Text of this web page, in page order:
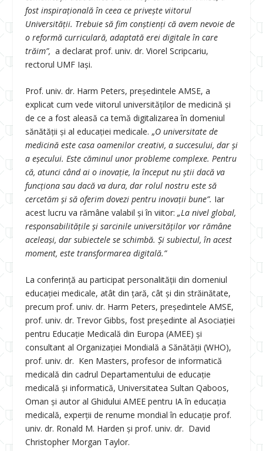
fost inspirațională în ceea ce privește viitorul
Universității. Trebuie să fim conștienți că avem nevoie de
o reformă curriculară, adaptată erei digitale în care
trăim”, a declarat prof. univ. dr. Viorel Scripcariu,
rectorul UMF Iași.
Prof. univ. dr. Harm Peters, președintele AMSE, a
explicat cum vede viitorul universităților de medicină și
de ce a fost aleasă ca temă digitalizarea în domeniul
sănătății și al educației medicale. „O universitate de
medicină este casa oamenilor creativi, a succesului, dar și
a eșecului. Este căminul unor probleme complexe. Pentru
că, atunci când ai o inovație, la început nu știi dacă va
funcționa sau dacă va dura, dar rolul nostru este să
cercetăm și să oferim dovezi pentru inovații bune”. Iar
acest lucru va rămâne valabil și în viitor: „La nivel global,
responsabilitățile și sarcinile universităților vor rămâne
aceleași, dar subiectele se schimbă. Și subiectul, în acest
moment, este transformarea digitală.”
La conferință au participat personalității din domeniul
educației medicale, atât din țară, cât și din străinătate,
precum prof. univ. dr. Harm Peters, președintele AMSE,
prof. univ. dr. Trevor Gibbs, fost președinte al Asociației
pentru Educație Medicală din Europa (AMEE) și
consultant al Organizației Mondială a Sănătății (WHO),
prof. univ. dr. Ken Masters, profesor de informatică
medicală din cadrul Departamentului de educație
medicală și informatică, Universitatea Sultan Qaboos,
Oman și autor al Ghidului AMEE pentru IA în educația
medicală, experții de renume mondial în educație prof.
univ. dr. Ronald M. Harden și prof. univ. dr. David
Christopher Morgan Taylor.